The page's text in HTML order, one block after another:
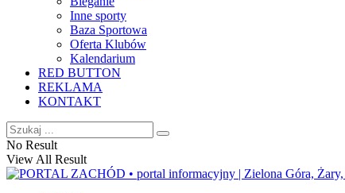
Inne sporty
Baza Sportowa
Oferta Klubów
Kalendarium
RED BUTTON
REKLAMA
KONTAKT
No Result
View All Result